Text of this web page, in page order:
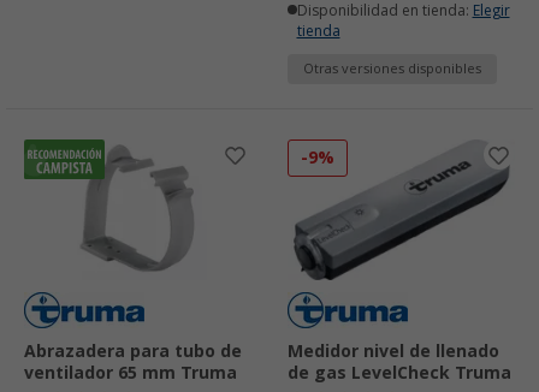
Disponibilidad en tienda: Elegir
tienda
Otras versiones disponibles
Abrazadera para tubo de
ventilador 65 mm Truma
-9%
Medidor nivel de llenado
de gas LevelCheck Truma